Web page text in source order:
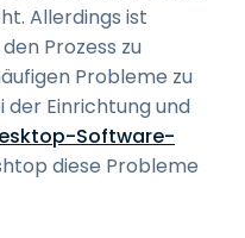
Allerdings ist
Prozess zu
Probleme zu
der Einrichtung und
Software-
diese Probleme